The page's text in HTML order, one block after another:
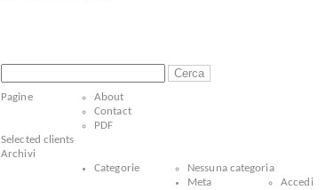
per:
Pagine
About
Contact
PDF
Selected clients
Archivi
Categorie
Nessuna categoria
Meta
Accedi